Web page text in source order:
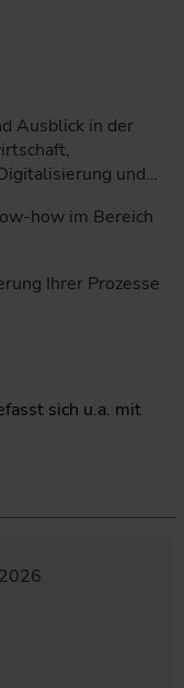
Ausblick in der
und…
how im Bereich
Ihrer Prozesse
sich u.a. mit